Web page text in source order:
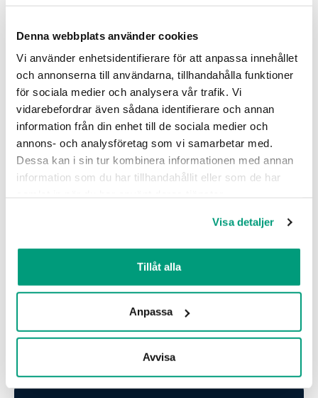
Denna webbplats använder cookies
Vi använder enhetsidentifierare för att anpassa innehållet
och annonserna till användarna, tillhandahålla funktioner
för sociala medier och analysera vår trafik. Vi
vidarebefordrar även sådana identifierare och annan
information från din enhet till de sociala medier och
annons- och analysföretag som vi samarbetar med.
Dessa kan i sin tur kombinera informationen med annan
information som du har tillhandahållit eller som de har
Visa detaljer
Tillåt alla
Anpassa
Avvisa
impregnering för träytor
Denna metod används för träfasader,
fönsterkarmar och altaner. Den skyddar
effektivt mot fukt samtidigt som materialets
andningsförmåga bevaras.
Impregnering av sten- och
betongytor
För att skydda sten- och betongytor från fukt
och föroreningar använder vi
vattentålig och motståndskraftig mot slitage.